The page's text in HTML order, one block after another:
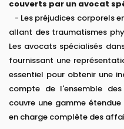
couverts par un avocat
- Les préjudices corporels
allant des traumatismes
Les avocats spécialisés
fournissant une
essentiel pour obtenir une
compte de l'ensemble des
couvre une gamme
en charge complète des